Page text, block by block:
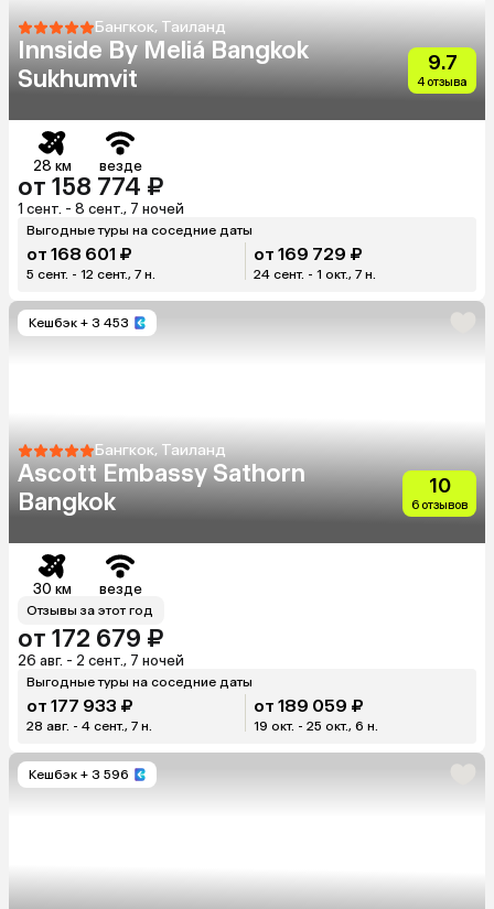
Бангкок, Таиланд
Innside By Meliá Bangkok
Sukhumvit
9.7
4 отзыва
28 км везде
от 158 774 ₽
1 сент. - 8 сент., 7 ночей
Выгодные туры на соседние даты
от 168 601 ₽
5 сент. - 12 сент., 7 н.
от 169 729 ₽
24 сент. - 1 окт., 7 н.
Кешбэк + 3 453
Бангкок, Таиланд
Ascott Embassy Sathorn
Bangkok
10
6 отзывов
30 км везде
Отзывы за этот год
от 172 679 ₽
26 авг. - 2 сент., 7 ночей
Выгодные туры на соседние даты
от 177 933 ₽
28 авг. - 4 сент., 7 н.
от 189 059 ₽
19 окт. - 25 окт., 6 н.
Кешбэк + 3 596